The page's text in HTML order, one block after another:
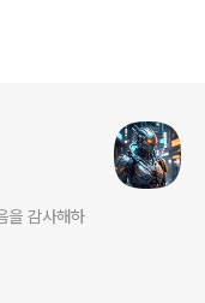
을 감사해하